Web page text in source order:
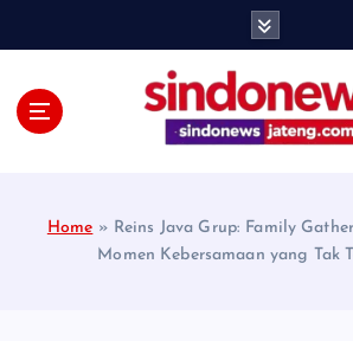
Home » Reins Java Grup: Family
Momen Kebersamaan yang Tak